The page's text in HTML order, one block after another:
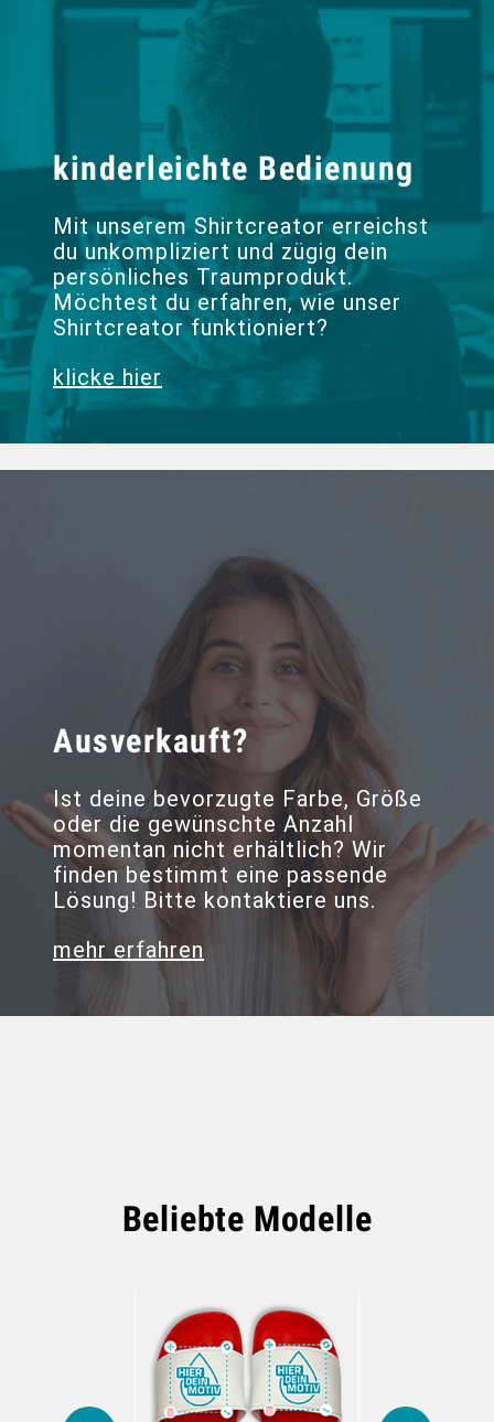
kinderleichte Bedienung
Mit unserem Shirtcreator erreichst
du unkompliziert und zügig dein
persönliches Traumprodukt.
Möchtest du erfahren, wie unser
Shirtcreator funktioniert?
klicke hier
Ausverkauft?
Ist deine bevorzugte Farbe, Größe
oder die gewünschte Anzahl
momentan nicht erhältlich? Wir
finden bestimmt eine passende
Lösung! Bitte kontaktiere uns.
mehr erfahren
Beliebte Modelle